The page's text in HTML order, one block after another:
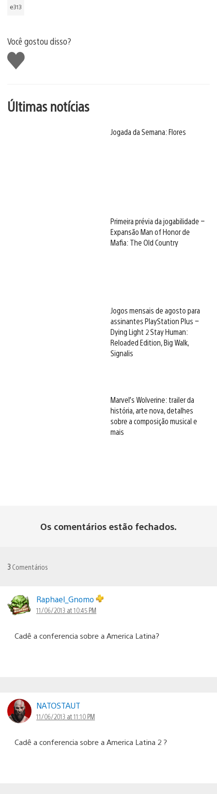
e313
Você gostou disso?
Curtir
Últimas notícias
Jogada da Semana: Flores
Primeira prévia da jogabilidade –
Expansão Man of Honor de
Mafia: The Old Country
Jogos mensais de agosto para
assinantes PlayStation Plus –
Dying Light 2 Stay Human:
Reloaded Edition, Big Walk,
Signalis
Marvel’s Wolverine: trailer da
história, arte nova, detalhes
sobre a composição musical e
mais
Os comentários estão fechados.
3 Comentários
Raphael_Gnomo
11/06/2013 at 10:45 PM
Cadê a conferencia sobre a America Latina?
NATOSTAUT
11/06/2013 at 11:10 PM
Cadê a conferencia sobre a America Latina 2 ?